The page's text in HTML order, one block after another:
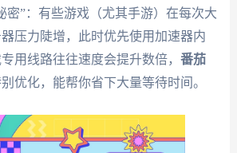
密”：有些游戏（尤其手游）在每次大
压力陡增，此时优先使用加速器内
用线路往往速度会提升数倍， 番茄
优化，能帮你省下大量等待时间。